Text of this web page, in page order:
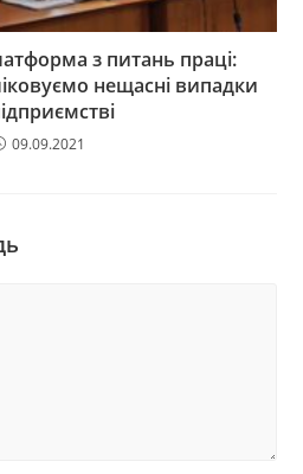
з питань праці:
нещасні випадки
09.09.2021